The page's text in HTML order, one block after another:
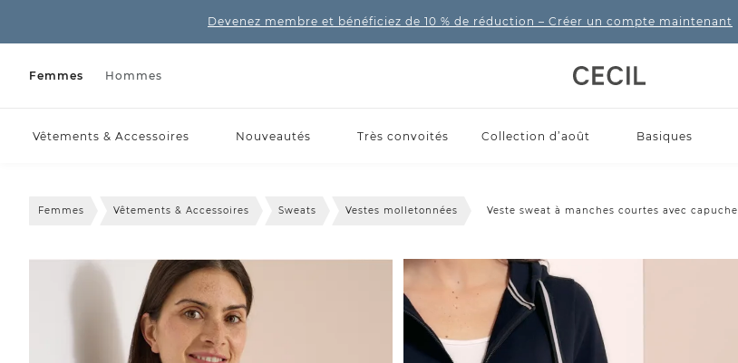
Devenez membre et bénéficiez de 10 % de réduction – Créer un compte maintenant
Femmes Hommes
Vêtements & Accessoires Nouveautés Très convoités Collection d’août Basiques
Femmes Vêtements & Accessoires Sweats Vestes molletonnées Veste sweat à manches courtes avec capuche